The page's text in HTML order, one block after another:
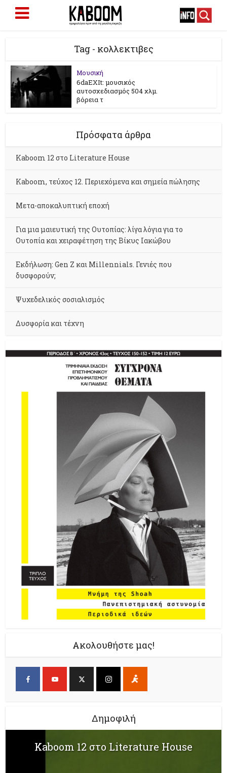
Tag - κολλεκτιβες
Μουσική
6daEXIt: μουσικός
αυτοσχεδιασμός 504 χλμ.
βόρεια τ
Πρόσφατα άρθρα
Kaboom 12 στο Literature House
Kaboom, τεύχος 12. Περιεχόμενα και σημεία πώλησης
Μετα-αποκαλυπτική εποχή
Για μια μαιευτική της Ουτοπίας: λίγα λόγια για το
Ουτοπία και χειραφέτηση της Βίκυς Ιακώβου
Εκδήλωση: Gen Z και Millennials. Γενιές που
δυσφορούν;
Ψυχεδελικός σοσιαλισμός
Δυσφορία και τέχνη
Ακολουθήστε μας!
Δημοφιλή
Kaboom 12 στο Literature House